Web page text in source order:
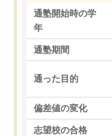
通塾開始時の学
年
通塾期間
通った目的
偏差値の変化
志望校の合格